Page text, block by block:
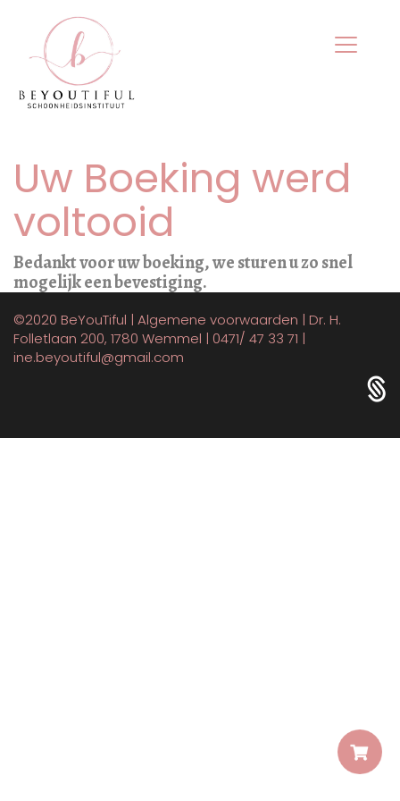
Uw Boeking werd
voltooid
Bedankt voor uw boeking, we sturen u zo snel
mogelijk een bevestiging.
©2020 BeYouTiful | Algemene voorwaarden | Dr. H.
Folletlaan 200, 1780 Wemmel | 0471/ 47 33 71 |
ine.beyoutiful@gmail.com